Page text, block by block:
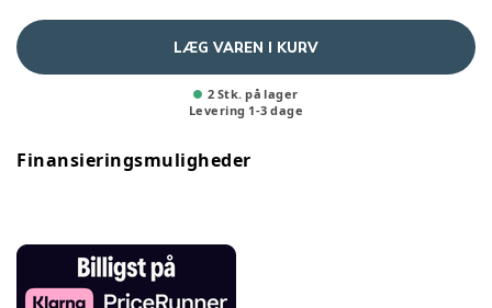
LÆG VAREN I KURV
2 Stk. på lager
Levering 1-3 dage
Finansieringsmuligheder